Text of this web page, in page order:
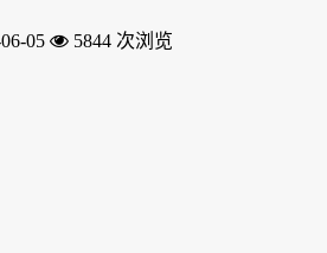
05 5844 次浏览